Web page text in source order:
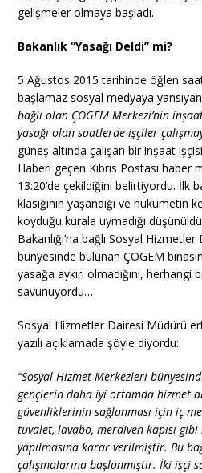
gelişmeler olmaya başladı.
Bakanlık “Yasağı Deldi” mi?
5 Ağustos 2015 tarihinde öğlen
başlamaz sosyal medyaya
bağlı olan ÇOGEM Merkezi’nin
yasağı olan saatlerde işçiler
güneş altında çalışan bir inşaat
Haberi geçen Kıbrıs Postası
13:20’de çekildiğini belirtiyordu. İlk
klasiğinin yaşandığı ve hükümetin
koyduğu kurala uymadığı
Bakanlığı’na bağlı Sosyal
bünyesinde bulunan ÇOGEM
yasağa aykırı olmadığını,
savunuyordu…
Sosyal Hizmetler Dairesi Müdürü
yazılı açıklamada şöyle diyordu:
“Sosyal Hizmet Merkezleri
gençlerin daha iyi ortamda hizmet
güvenliklerinin sağlanması için iç
tuvalet, lavabo, merdiven kapısı gibi
yapılmasına karar verilmiştir. Bu
çalışmalarına başlanmıştır. İki işçi